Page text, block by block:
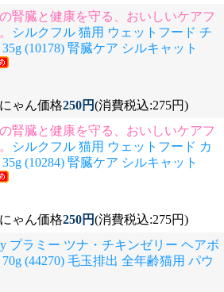
腎臓と健康を守る、おいしいケアフ
シルクフル 猫用 ウェットフード チ
(10178) 腎臓ケア シルキャット
ゃん価格250円(消費税込:275円)
腎臓と健康を守る、おいしいケアフ
シルクフル 猫用 ウェットフード カ
(10284) 腎臓ケア シルキャット
ゃん価格250円(消費税込:275円)
プラミー ツナ・チキンゼリー ヘアボ
(44270) 毛玉排出 全年齢猫用 パウ